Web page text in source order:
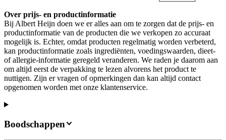
Over prijs- en productinformatie
Bij Albert Heijn doen we er alles aan om te zorgen dat de prijs- en
productinformatie van de producten die we verkopen zo accuraat
mogelijk is. Echter, omdat producten regelmatig worden verbeterd,
kan productinformatie zoals ingrediënten, voedingswaarden, dieet-
of allergie-informatie geregeld veranderen. We raden je daarom aan
om altijd eerst de verpakking te lezen alvorens het product te
nuttigen. Zijn er vragen of opmerkingen dan kan altijd contact
opgenomen worden met onze klantenservice.
Boodschappen